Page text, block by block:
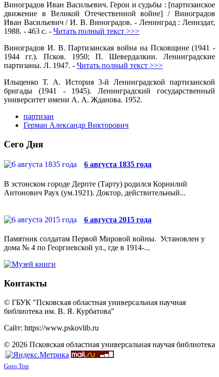
Виноградов Иван Васильевич. Герои и судьбы : [партизанское
движение в Великой Отечественной войне] / Виноградов
Иван Васильевич / И. В. Виноградов. - Ленинград : Лениздат,
1988. - 463 с. - Читать полный текст >>>
Виноградов И. В. Партизанская война на Псковщине (1941 -
1944 гг.). Псков. 1950; П. Шевердалкин. Ленинградские
партизаны. Л. 1947. - Читать полный текст >>>
Ильщенко Т. А. История 3-й Ленинградской партизанской
бригады (1941 - 1945). Ленинградский государственный
университет имени А. А. Жданова. 1952.
партизан
Герман Александр Викторович
Сего Дня
6 августа 1835 года
В эстонском городе Дерпте (Тарту) родился Корнилий
Антонович Раух (ум.1921). Доктор, действительный...
6 августа 2015 года
Памятник солдатам Первой Мировой войны. Установлен у
дома № 4 по Георгиевской ул., где в 1914-...
Контакты
© ГБУК "Псковская областная универсальная научная
библиотека им. В. Я. Курбатова"
Сайт: https://www.pskovlib.ru
© 2026 Псковская областная универсальная научая библиотека
Goto Top